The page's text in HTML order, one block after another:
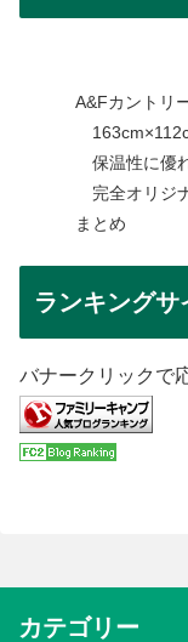
A&Fカントリ
保温性に優
完全オリジ
まとめ
ランキングサ
バナークリックで
カテゴリー